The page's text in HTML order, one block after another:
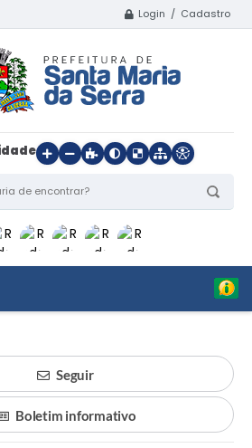
Login / Cadastro
Seguir
Boletim informativo